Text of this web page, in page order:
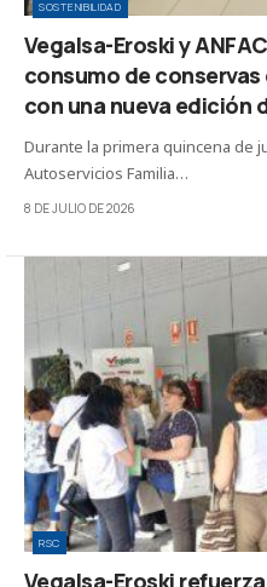
SOSTENIBILIDAD
Vegalsa-Eroski y
consumo de
con una nueva edición
Durante la primera quincena de
Autoservicios Familia…
8 DE JULIO DE 2026
RSC